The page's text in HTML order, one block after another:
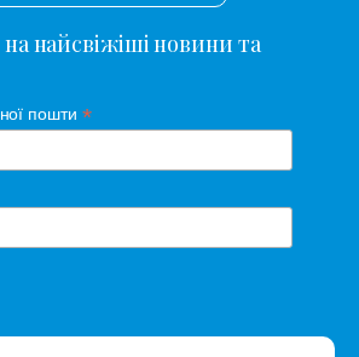
найсвіжіші новини та
пошти *